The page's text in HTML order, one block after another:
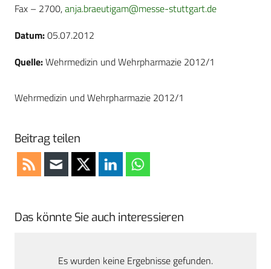
Fax – 2700,anja.braeutigam@messe-stuttgart.de
Datum:05.07.2012
Quelle:Wehrmedizin und Wehrpharmazie 2012/1
Wehrmedizin und Wehrpharmazie 2012/1
Beitrag teilen
Das könnte Sie auch interessieren
Es wurden keine Ergebnisse gefunden.